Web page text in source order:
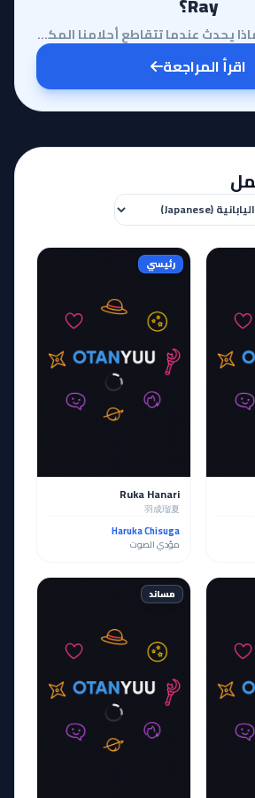
هل تساءلت يوماً ماذا يحدث عندما تتقاطع أحلامنا المكسورة مع قوى سحرية تفوق الخيال؟ إن عالم الأنمي دائ...
اقرأ المراجعة
رئيسي
Ruka Hanari
羽成瑠夏
Haruka Chisuga
مؤدي الصوت
مساند